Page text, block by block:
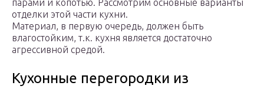
парами и копотью. Рассмотрим основные варианты
отделки этой части кухни.
Материал, в первую очередь, должен быть
влагостойким, т.к. кухня является достаточно
агрессивной средой.
Кухонные перегородки из